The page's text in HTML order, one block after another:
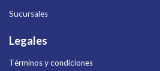
Sucursales
Legales
Términos y condiciones